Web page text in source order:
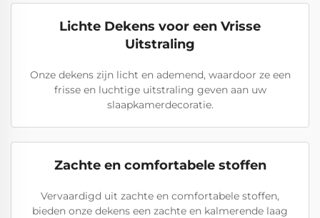
Lichte Dekens voor een Vrisse
Uitstraling
Onze dekens zijn licht en ademend, waardoor ze een
frisse en luchtige uitstraling geven aan uw
slaapkamerdecoratie.
Zachte en comfortabele stoffen
Vervaardigd uit zachte en comfortabele stoffen,
bieden onze dekens een zachte en kalmerende laag